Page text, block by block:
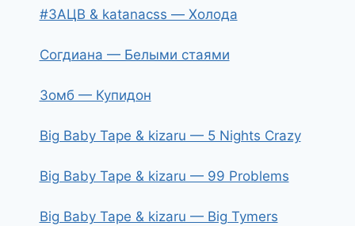
#ЗАЦВ & katanacss — Холода
Согдиана — Белыми стаями
Зомб — Купидон
Big Baby Tape & kizaru — 5 Nights Crazy
Big Baby Tape & kizaru — 99 Problems
Big Baby Tape & kizaru — Big Tymers